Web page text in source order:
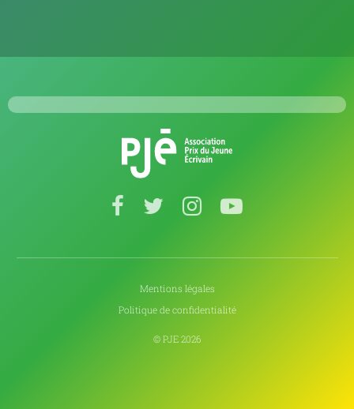
Mentions légales
Politique de confidentialité
© PJE 2026